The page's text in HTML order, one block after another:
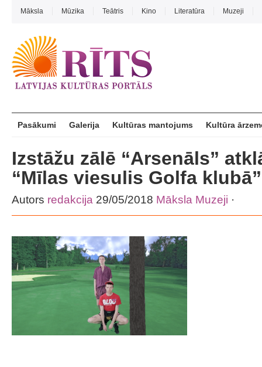
Māksla Mūzika Teātris Kino Literatūra Muzeji
Pasākumi Galerija Kultūras mantojums Kultūra
Izstāžu zālē “Arsenāls”
“Mīlas viesulis Golfa klubā”
Autors redakcija 29/05/2018 Māksla Muzeji ·